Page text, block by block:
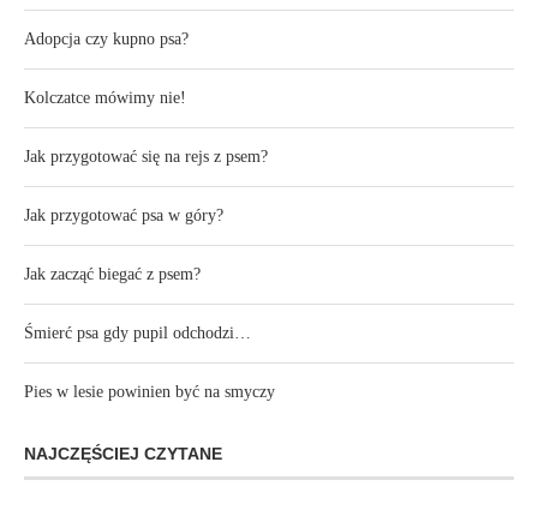
Adopcja czy kupno psa?
Kolczatce mówimy nie!
Jak przygotować się na rejs z psem?
Jak przygotować psa w góry?
Jak zacząć biegać z psem?
Śmierć psa gdy pupil odchodzi…
Pies w lesie powinien być na smyczy
NAJCZĘŚCIEJ CZYTANE